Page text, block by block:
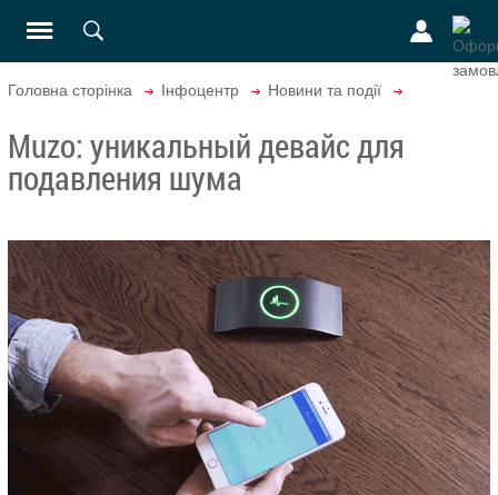
Головна сторінка Інфоцентр Новини та події
Muzo: уникальный девайс для
подавления шума